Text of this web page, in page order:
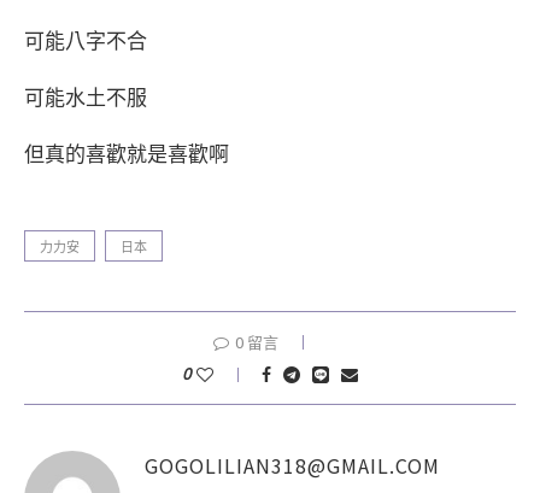
可能八字不合
可能水土不服
但真的喜歡就是喜歡啊
力力安 日本
0 留言
0
GOGOLILIAN318@GMAIL.COM